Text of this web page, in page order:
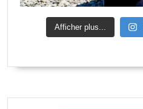
Afficher plus...